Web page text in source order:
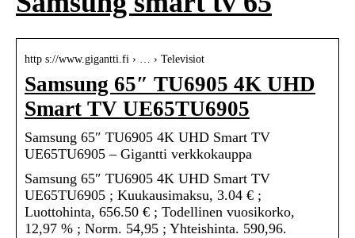
http s://www.gigantti.fi › … › Televisiot
Samsung 65″ TU6905 4K UHD
Smart TV UE65TU6905
Samsung 65″ TU6905 4K UHD Smart TV
UE65TU6905 – Gigantti verkkokauppa
Samsung 65″ TU6905 4K UHD Smart TV
UE65TU6905 ; Kuukausimaksu, 3.04 € ;
Luottohinta, 656.50 € ; Todellinen vuosikorko,
12,97 % ; Norm. 54,95 ; Yhteishinta. 590,96.